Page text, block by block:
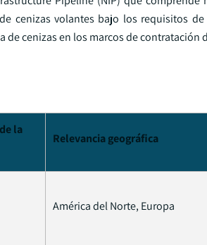
cenizas volantes bajo los requisitos
cenizas en los marcos de contratación
la
Relevancia geográfica
América del Norte, Europa